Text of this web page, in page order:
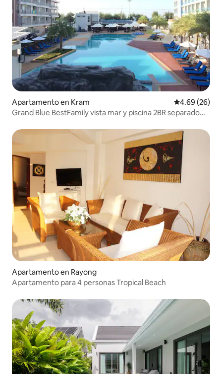
Apartamento en Kram Calificación
4.69 (26)
Grand Blue BestFamily vista mar y piscina 2BR separado
Apartamento en Rayong
Apartamento para 4 personas Tropical Beach